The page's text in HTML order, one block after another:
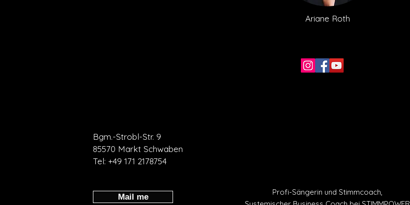
Ariane Roth
Bgm.-Strobl-Str. 9
85570 Markt Schwaben
Tel: +49 171 2178754
Mail me
Profi-Sängerin und Stimmcoach,